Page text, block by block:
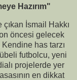
Hazırım"
çıkan İsmail Hakkı
öncesi gelecek
has tarzı
futbolcu, yeni
projelerde yer
en dikkat